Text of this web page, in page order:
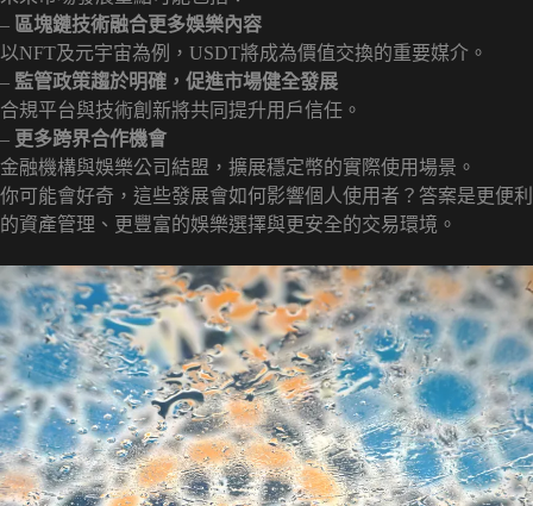
– 區塊鏈技術融合更多娛樂內容
以NFT及元宇宙為例，USDT將成為價值交換的重要媒介。
– 監管政策趨於明確，促進市場健全發展
合規平台與技術創新將共同提升用戶信任。
– 更多跨界合作機會
金融機構與娛樂公司結盟，擴展穩定幣的實際使用場景。
你可能會好奇，這些發展會如何影響個人使用者？答案是更便利
的資產管理、更豐富的娛樂選擇與更安全的交易環境。